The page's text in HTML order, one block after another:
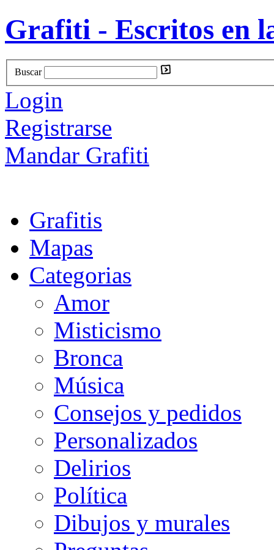
Grafiti - Escritos en
Buscar
Login
Registrarse
Mandar Grafiti
Grafitis
Mapas
Categorias
Amor
Misticismo
Bronca
Música
Consejos y pedidos
Personalizados
Delirios
Política
Dibujos y murales